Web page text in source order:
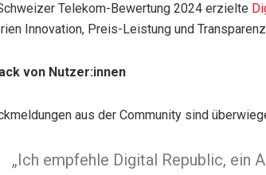
Telekom-Bewertung 2024 erzielte
Innovation, Preis-Leistung und
von Nutzer:innen
aus der Community sind
„Ich empfehle Digital Republic, ein